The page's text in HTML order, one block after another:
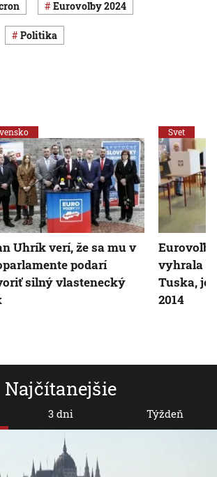
Eurovoľby 2024
Politika
Najčítanejšie
3 dni Týždeň
Uhrík verí, že sa mu v
podarí
silný vlastenecký
Svet
vyhrala
Tuska, je
2014